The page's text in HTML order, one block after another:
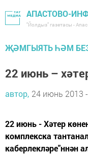
АПАСТОВО-
"Йолдыз" газетасы -
ҖӘМГЫЯТЬ ҺӘМ
22 июнь –
автор, 24 июнь 2013
22 июнь - Хәтер
комплекска
каберлекләре"ннән